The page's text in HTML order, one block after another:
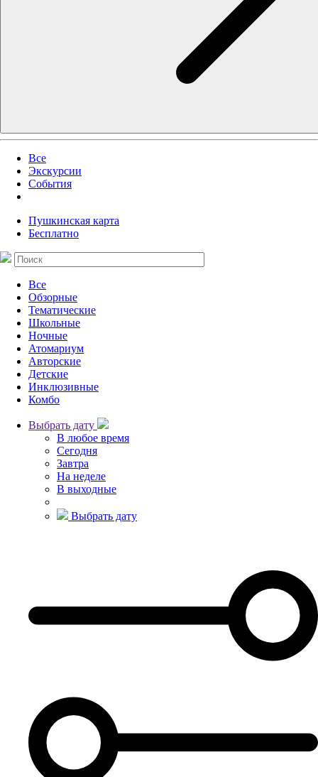
Все
Экскурсии
События
Пушкинская карта
Бесплатно
Все
Обзорные
Тематические
Школьные
Ночные
Атомариум
Авторские
Детские
Инклюзивные
Комбо
Выбрать дату
В любое время
Сегодня
Завтра
На неделе
В выходные
Выбрать дату